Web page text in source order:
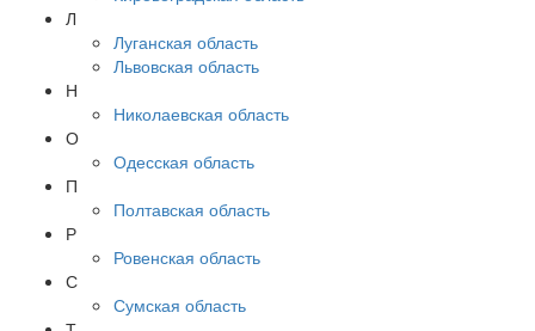
Л
Луганская область
Львовская область
Н
Николаевская область
О
Одесская область
П
Полтавская область
Р
Ровенская область
С
Сумская область